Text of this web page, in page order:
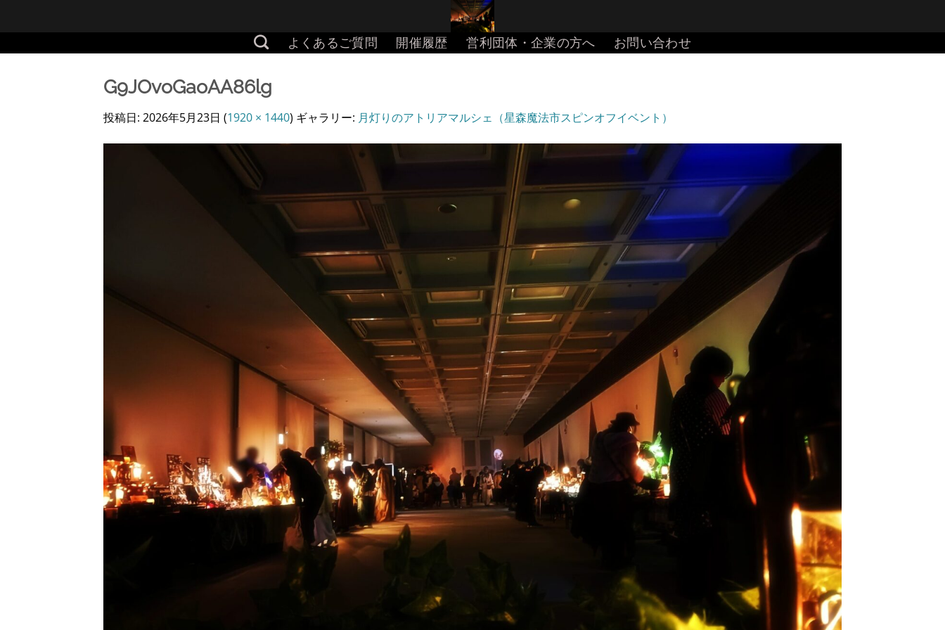
よくあるご質問 開催履歴 営利団体・企業の方へ お問い合わせ
G9JOvoGaoAA86lg
投稿日: 2026年5月23日 (1920 × 1440) ギャラリー: 月灯りのアトリアマルシェ（星森魔法市スピンオフイベント）